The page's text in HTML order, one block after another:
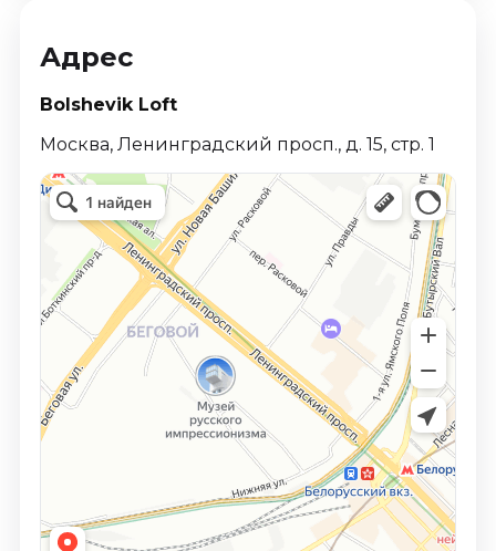
Адрес
Bolshevik Loft
Москва, Ленинградский просп., д. 15, стр. 1